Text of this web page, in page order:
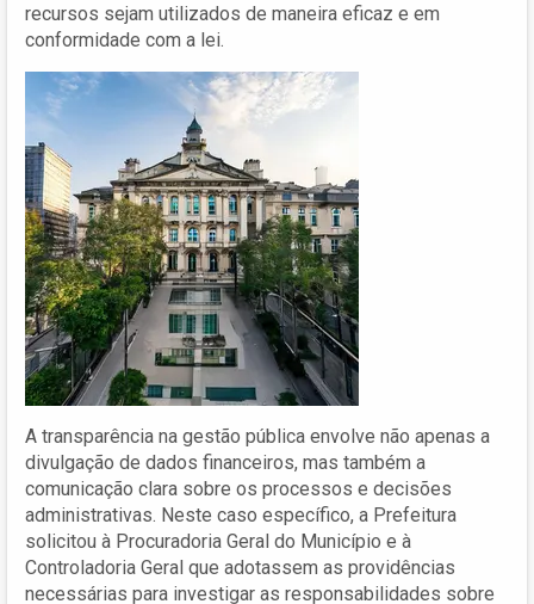
recursos sejam utilizados de maneira eficaz e em
conformidade com a lei.
A transparência na gestão pública envolve não apenas a
divulgação de dados financeiros, mas também a
comunicação clara sobre os processos e decisões
administrativas. Neste caso específico, a Prefeitura
solicitou à Procuradoria Geral do Município e à
Controladoria Geral que adotassem as providências
necessárias para investigar as responsabilidades sobre